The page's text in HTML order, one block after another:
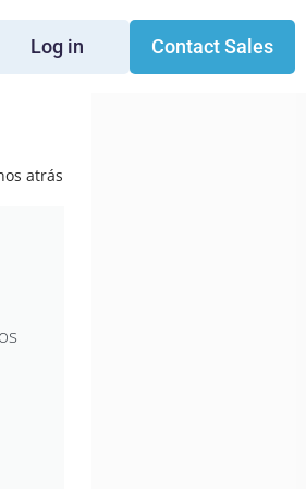
Log in Contact Sales
atrás